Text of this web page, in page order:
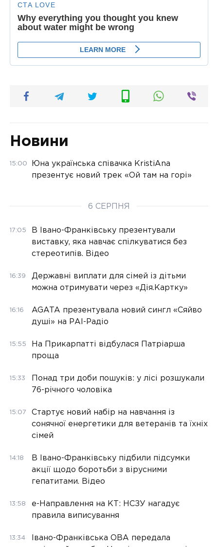
Новини
15:00
Юна українська співачка KristiAna
презентує новий трек «Ой там на горі»
6 СЕРПНЯ
17:05
В Івано-Франківську презентували
виставку, яка навчає спілкуватися без
стереотипів. Відео
16:39
Державні виплати для сімей із дітьми
можна отримувати через «Дія.Картку»
16:16
AGATA презентувала новий сингл «Сяйво
душі» на РАІ-Радіо
15:55
На Прикарпатті відбулася Патріарша
проща
15:33
Понад три доби пошуків: у лісі розшукали
76-річного чоловіка
15:07
Стартує новий набір на навчання із
сонячної енергетики для ветеранів та їхніх
сімей
14:18
В Івано-Франківську підбили підсумки
акції щодо боротьби з вірусними
гепатитами. Відео
13:58
е-Направлення на КТ: НСЗУ нагадує
правила виписування
13:34
Івано-Франківська ОВА передала